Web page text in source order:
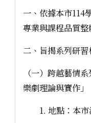
一、依據本市114
專業與課程品質整
二、旨揭系列研習
（一）跨越藝情
樂劇理論與實作」
1. 地點：本市